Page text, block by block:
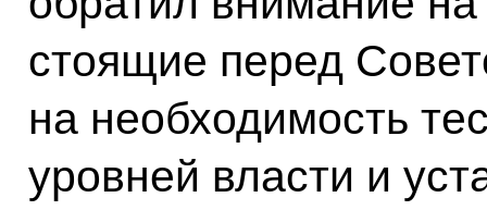
стоящие перед
на необходимость
уровней власти и